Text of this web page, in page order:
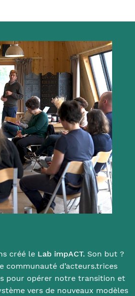
créé le Lab impACT. Son but ?
communauté d’acteurs.trices
pour opérer notre transition et
vers de nouveaux modèles